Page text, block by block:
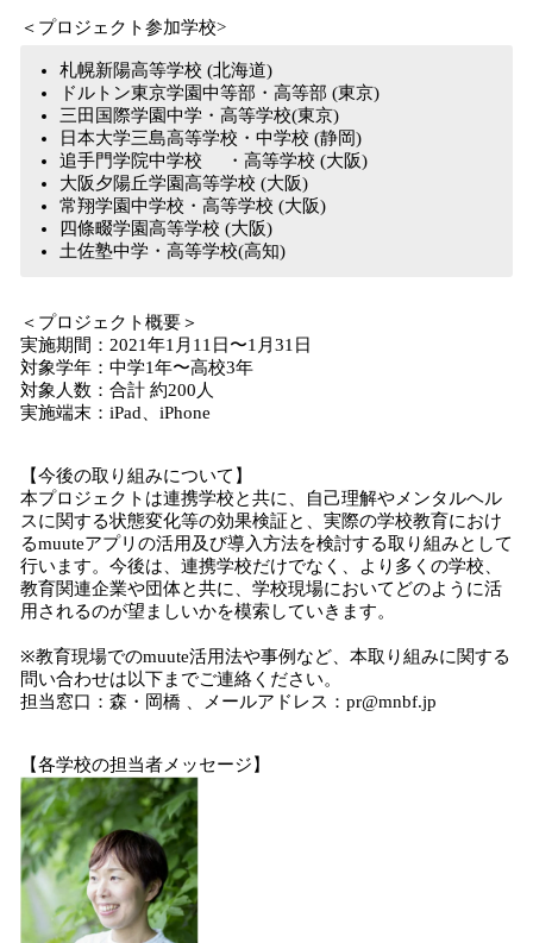
＜プロジェクト参加学校>
札幌新陽高等学校 (北海道)
ドルトン東京学園中等部・高等部 (東京)
三田国際学園中学・高等学校(東京)
日本大学三島高等学校・中学校 (静岡)
追手門学院中学校 ・高等学校 (大阪)
大阪夕陽丘学園高等学校 (大阪)
常翔学園中学校・高等学校 (大阪)
四條畷学園高等学校 (大阪)
土佐塾中学・高等学校(高知)
＜プロジェクト概要＞
実施期間：2021年1月11日〜1月31日
対象学年：中学1年〜高校3年
対象人数：合計 約200人
実施端末：iPad、iPhone
【今後の取り組みについて】
本プロジェクトは連携学校と共に、自己理解やメンタルヘル
スに関する状態変化等の効果検証と、実際の学校教育におけ
るmuuteアプリの活用及び導入方法を検討する取り組みとして
行います。今後は、連携学校だけでなく、より多くの学校、
教育関連企業や団体と共に、学校現場においてどのように活
用されるのが望ましいかを模索していきます。
※教育現場でのmuute活用法や事例など、本取り組みに関する
問い合わせは以下までご連絡ください。
担当窓口：森・岡橋 、メールアドレス：pr@mnbf.jp
【各学校の担当者メッセージ】